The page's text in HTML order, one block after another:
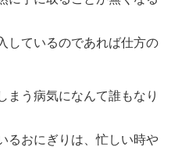
しているのであれば仕方の
まう病気になんて誰もなり
るおにぎりは、忙しい時や